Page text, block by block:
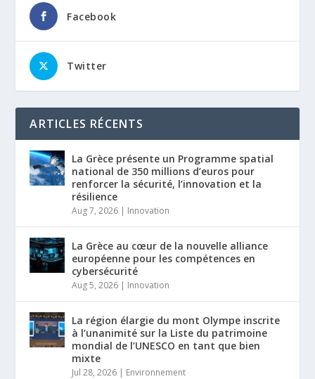
Facebook
Twitter
ARTICLES RÉCENTS
La Grèce présente un Programme spatial
national de 350 millions d’euros pour
renforcer la sécurité, l’innovation et la
résilience
Aug 7, 2026 | Innovation
La Grèce au cœur de la nouvelle alliance
européenne pour les compétences en
cybersécurité
Aug 5, 2026 | Innovation
La région élargie du mont Olympe inscrite
à l’unanimité sur la Liste du patrimoine
mondial de l’UNESCO en tant que bien
mixte
Jul 28, 2026 | Environnement